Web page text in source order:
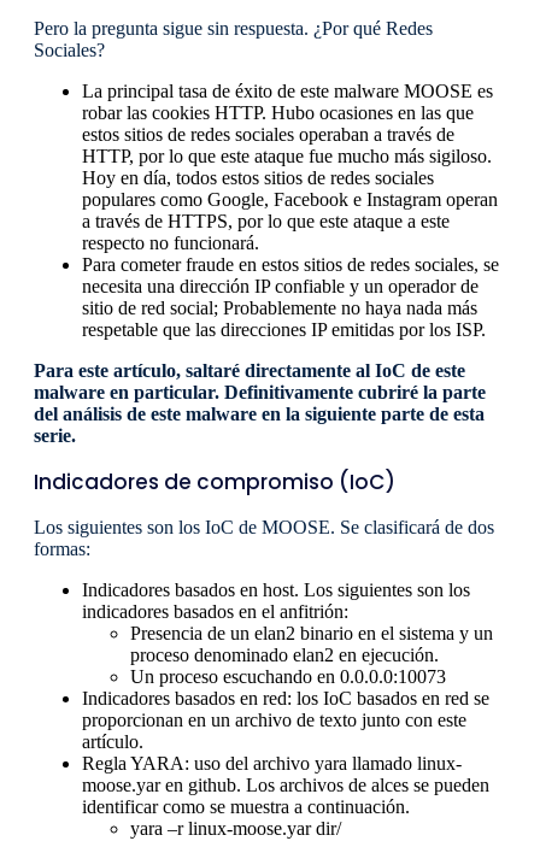
Pero la pregunta sigue sin respuesta. ¿Por qué Redes
Sociales?
La principal tasa de éxito de este malware MOOSE es
robar las cookies HTTP. Hubo ocasiones en las que
estos sitios de redes sociales operaban a través de
HTTP, por lo que este ataque fue mucho más sigiloso.
Hoy en día, todos estos sitios de redes sociales
populares como Google, Facebook e Instagram operan
a través de HTTPS, por lo que este ataque a este
respecto no funcionará.
Para cometer fraude en estos sitios de redes sociales, se
necesita una dirección IP confiable y un operador de
sitio de red social; Probablemente no haya nada más
respetable que las direcciones IP emitidas por los ISP.
Para este artículo, saltaré directamente al IoC de este
malware en particular. Definitivamente cubriré la parte
del análisis de este malware en la siguiente parte de esta
serie.
Indicadores de compromiso (IoC)
Los siguientes son los IoC de MOOSE. Se clasificará de dos
formas:
Indicadores basados ​​en host. Los siguientes son los
indicadores basados ​​en el anfitrión:
Presencia de un elan2 binario en el sistema y un
proceso denominado elan2 en ejecución.
Un proceso escuchando en 0.0.0.0:10073
Indicadores basados ​​en red: los IoC basados ​​en red se
proporcionan en un archivo de texto junto con este
artículo.
Regla YARA: uso del archivo yara llamado linux-
moose.yar en github. Los archivos de alces se pueden
identificar como se muestra a continuación.
yara –r linux-moose.yar dir/